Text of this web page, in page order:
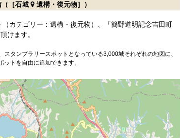
［石城 遺構・復元物］）
カテゴリー：遺構・復元物）、「簡野道明記念吉田町
けます。
スタンプラリースポットとなっている3,000城それぞれの地図に、
トを自由に追加できます。